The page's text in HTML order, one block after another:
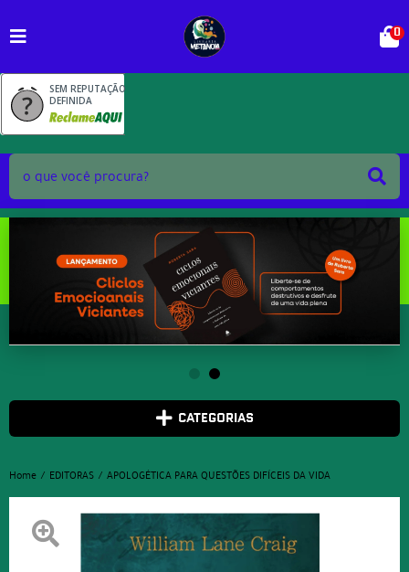
SEM REPUTAÇÃO
DEFINIDA
0
CATEGORIAS
Home EDITORAS APOLOGÉTICA PARA QUESTÕES DIFÍCEIS DA VIDA